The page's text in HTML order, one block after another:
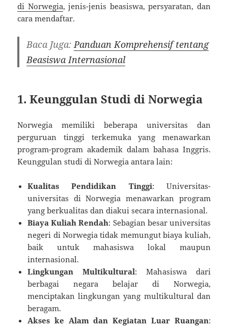
di Norwegia, jenis-jenis beasiswa, persyaratan, dan
cara mendaftar.
Baca Juga:Panduan Komprehensif tentang
Beasiswa Internasional
1. Keunggulan Studi di Norwegia
Norwegia memiliki beberapa universitas dan
perguruan tinggi terkemuka yang menawarkan
program-program akademik dalam bahasa Inggris.
Keunggulan studi di Norwegia antara lain:
Kualitas Pendidikan Tinggi: Universitas-
universitas di Norwegia menawarkan program
yang berkualitas dan diakui secara internasional.
Biaya Kuliah Rendah: Sebagian besar universitas
negeri di Norwegia tidak memungut biaya kuliah,
baik untuk mahasiswa lokal maupun
internasional.
Lingkungan Multikultural: Mahasiswa dari
berbagai negara belajar di Norwegia,
menciptakan lingkungan yang multikultural dan
beragam.
Akses ke Alam dan Kegiatan Luar Ruangan: